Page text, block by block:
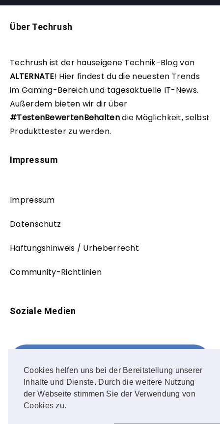
Cookies helfen uns bei der Bereitstellung unserer
Inhalte und Dienste. Durch die weitere Nutzung
der Webseite stimmen Sie der Verwendung von
Cookies zu.
Über Techrush
Techrush ist der hauseigene Technik-Blog von
ALTERNATE! Hier findest du die neuesten Trends
im Gaming-Bereich und tagesaktuelle IT-News.
Außerdem bieten wir dir über
#TestenBewertenBehaltendie Möglichkeit, selbst
Produkttester zu werden.
Impressum
Impressum
Datenschutz
Haftungshinweis / Urheberrecht
Community-Richtlinien
Soziale Medien
FOLLOW ME!
Instagram
OUR PHOTOS!